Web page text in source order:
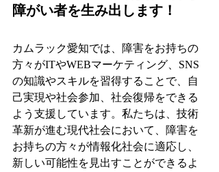
障がい者を生み出します！
カムラック愛知では、障害をお持ちの
方々がITやWEBマーケティング、SNS
の知識やスキルを習得することで、自
己実現や社会参加、社会復帰をできる
よう支援しています。私たちは、技術
革新が進む現代社会において、障害を
お持ちの方々が情報化社会に適応し、
新しい可能性を見出すことができるよ